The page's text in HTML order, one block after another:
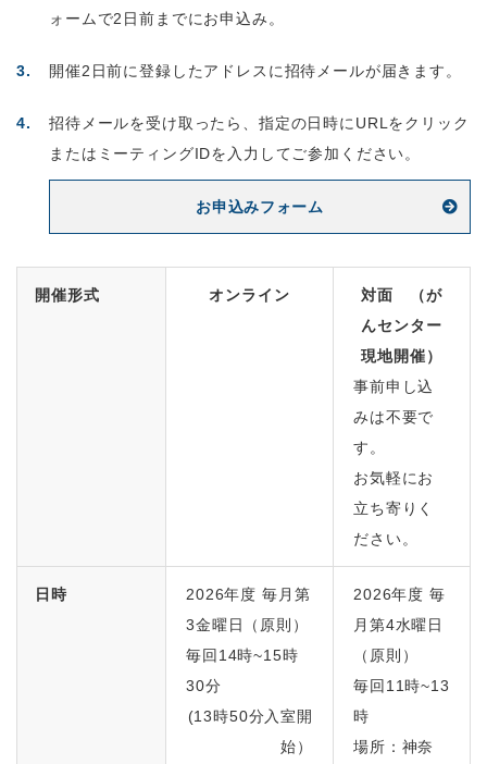
ォームで2日前までにお申込み。
開催2日前に登録したアドレスに招待メールが届きます。
招待メールを受け取ったら、指定の日時にURLをクリック
またはミーティングIDを入力してご参加ください。
お申込みフォーム
開催形式 オンライン
対面 （が
んセンター
現地開催）
事前申し込
みは不要で
す。
お気軽にお
立ち寄りく
ださい。
日時
2026年度 毎月第
3金曜日（原則）
毎回14時~15時
30分
(13時50分入室開
始）
2026年度 毎
月第4水曜日
（原則）
毎回11時~13
時
場所：神奈